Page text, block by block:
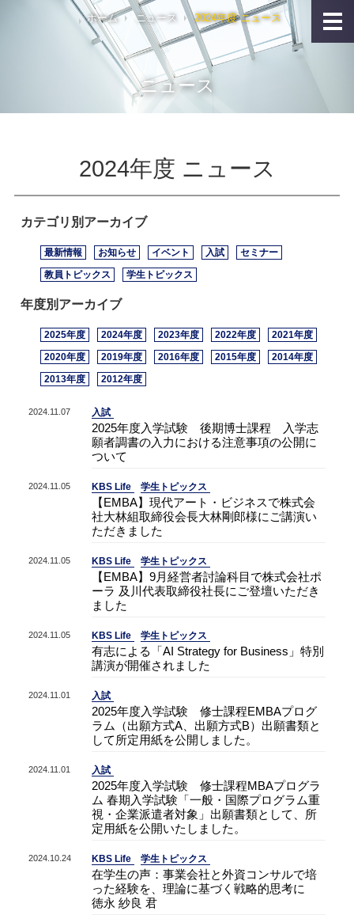
ホーム ニュース 2024年度 ニュース
ニュース
2024年度 ニュース
カテゴリ別アーカイブ
最新情報 お知らせ イベント 入試
セミナー
教員トピックス
学生トピックス
年度別アーカイブ
2025年度 2024年度 2023年度 2022年度
2021年度
2020年度
2019年度 2016年度 2015年度
2014年度
2013年度
2012年度
2024.11.07 入試
2025年度入学試験 後期博士課程 入学志
願者調書の入力における注意事項の公開に
ついて
2024.11.05 KBS Life 学生トピックス
【EMBA】現代アート・ビジネスで株式会
社大林組取締役会長大林剛郎様にご講演い
ただきました
2024.11.05 KBS Life 学生トピックス
【EMBA】9月経営者討論科目で株式会社ポ
ーラ 及川代表取締役社長にご登壇いただき
ました
2024.11.05 KBS Life 学生トピックス
有志による「AI Strategy for Business」特別
講演が開催されました
2024.11.01 入試
2025年度入学試験 修士課程EMBAプログ
ラム（出願方式A、出願方式B）出願書類と
して所定用紙を公開しました。
2024.11.01 入試
2025年度入学試験 修士課程MBAプログラ
ム 春期入学試験「一般・国際プログラム重
視・企業派遣者対象」出願書類として、所
定用紙を公開いたしました。
2024.10.24 KBS Life 学生トピックス
在学生の声：事業会社と外資コンサルで培
った経験を、理論に基づく戦略的思考に
徳永 紗良 君